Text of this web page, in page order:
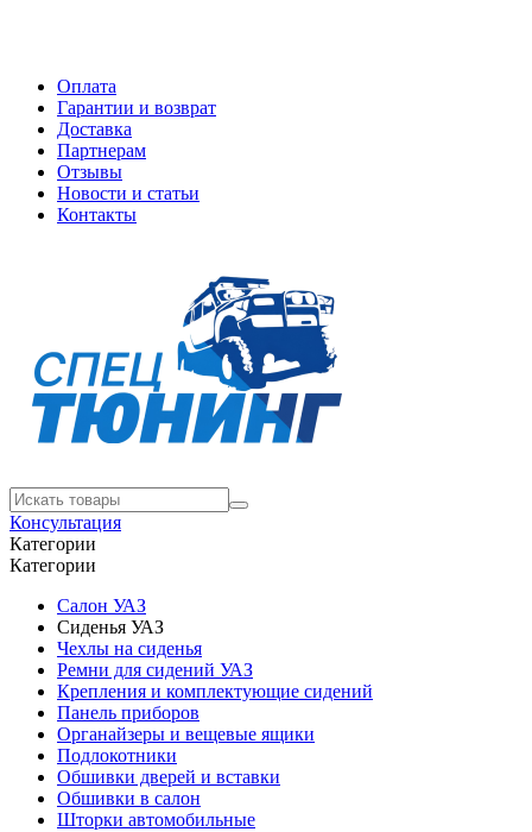
Оплата
Гарантии и возврат
Доставка
Партнерам
Отзывы
Новости и статьи
Контакты
Консультация
Категории
Категории
Салон УАЗ
Сиденья УАЗ
Чехлы на сиденья
Ремни для сидений УАЗ
Крепления и комплектующие сидений
Панель приборов
Органайзеры и вещевые ящики
Подлокотники
Обшивки дверей и вставки
Обшивки в салон
Шторки автомобильные